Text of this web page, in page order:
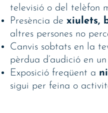
televisió o del telèfon
Presència de xiulets,
altres persones no
Canvis sobtats en la
pèrdua d’audició en
Exposició freqüent a
sigui per feina o